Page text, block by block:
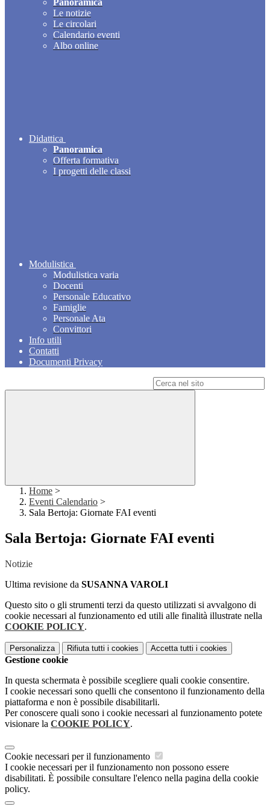
Panoramica
Le notizie
Le circolari
Calendario eventi
Albo online
Didattica
Panoramica
Offerta formativa
I progetti delle classi
Modulistica
Modulistica varia
Docenti
Personale Educativo
Famiglie
Personale Ata
Convittori
Info utili
Contatti
Documenti Privacy
Home >
Eventi Calendario >
Sala Bertoja: Giornate FAI eventi
Sala Bertoja: Giornate FAI eventi
Notizie
Ultima revisione da SUSANNA VAROLI
Questo sito o gli strumenti terzi da questo utilizzati si avvalgono di
cookie necessari al funzionamento ed utili alle finalità illustrate nella
COOKIE POLICY.
Personalizza Rifiuta tutti i cookies Accetta tutti i cookies
Gestione cookie
In questa schermata è possibile scegliere quali cookie consentire.
I cookie necessari sono quelli che consentono il funzionamento della
piattaforma e non è possibile disabilitarli.
Per conoscere quali sono i cookie necessari al funzionamento potete
visionare la COOKIE POLICY.
Cookie necessari per il funzionamento
I cookie necessari per il funzionamento non possono essere
disabilitati. È possibile consultare l'elenco nella pagina della cookie
policy.